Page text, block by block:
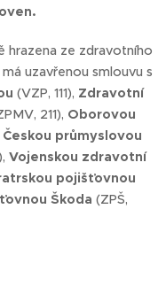
hrazena ze zdravotního
uzavřenou smlouvu s
(VZP, 111), Zdravotní
211), Oborovou
Českou průmyslovou
Vojenskou zdravotní
pojišťovnou
Škoda (ZPŠ,